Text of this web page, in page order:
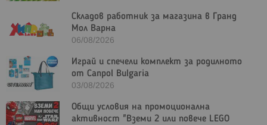
Складов работник за магазина в Гранд
Мол Варна
06/08/2026
Играй и спечели комплект за родилното
от Canpol Bulgaria
03/08/2026
Общи условия на промоционална
активност "Вземи 2 или повече LEGO